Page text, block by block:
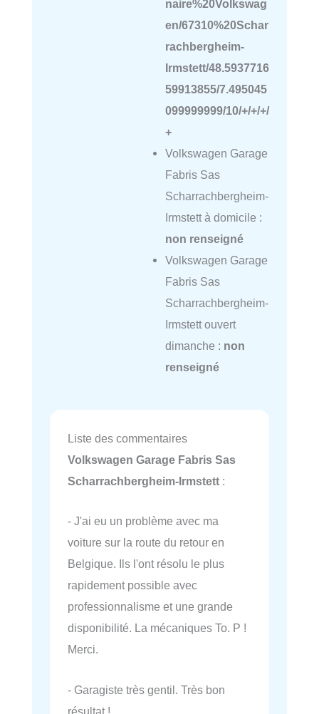
naire%20Volkswag
en/67310%20Schar
rachbergheim-
Irmstett/48.5937716
59913855/7.495045
099999999/10/+/+/+/
+
Volkswagen Garage
Fabris Sas
Scharrachbergheim-
Irmstett à domicile :
non renseigné
Volkswagen Garage
Fabris Sas
Scharrachbergheim-
Irmstett ouvert
dimanche : non
renseigné
Liste des commentaires
Volkswagen Garage Fabris Sas
Scharrachbergheim-Irmstett :
- J'ai eu un problème avec ma
voiture sur la route du retour en
Belgique. Ils l'ont résolu le plus
rapidement possible avec
professionnalisme et une grande
disponibilité. La mécaniques To. P !
Merci.
- Garagiste très gentil. Très bon
résultat !